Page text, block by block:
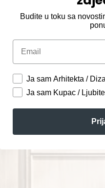
Budite u toku sa
Email
Ja sam Arhitekta /
Ja sam Kupac /